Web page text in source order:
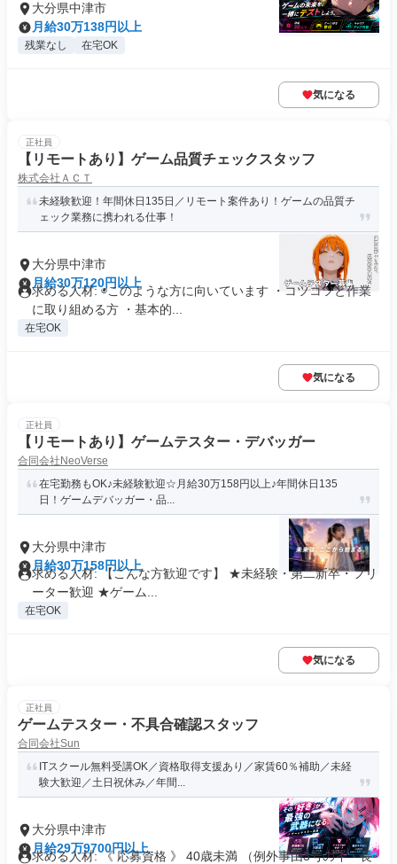
大分県中津市
月給30万138円以上
残業なし 在宅OK
気になる
正社員
【リモートあり】ゲーム品質チェックスタッフ
株式会社ＡＣＴ
未経験歓迎！年間休日135日／リモート案件あり！ゲームの品質チ
ェック業務に携われる仕事！
大分県中津市
月給30万120円以上
求める人材: ◉このような方に向いています ・コツコツと作業
に取り組める方 ・基本的...
在宅OK
気になる
正社員
【リモートあり】ゲームテスター・デバッガー
合同会社NeoVerse
在宅勤務もOK♪未経験歓迎☆月給30万158円以上♪年間休日135
日！ゲームデバッガー・品...
大分県中津市
月給30万158円以上
求める人材: 【こんな方歓迎です】 ★未経験・第二新卒・フリ
ーター歓迎 ★ゲーム...
在宅OK
気になる
正社員
ゲームテスター・不具合確認スタッフ
合同会社Sun
ITスクール無料受講OK／資格取得支援あり／家賃60％補助／未経
験大歓迎／土日祝休み／年間...
大分県中津市
月給29万9700円以上
求める人材: 《 応募資格 》 40歳未満 （例外事由3号のイ・長